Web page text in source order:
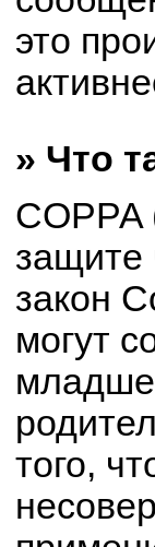
это
» Что
защите
закон
могут
младше
того,